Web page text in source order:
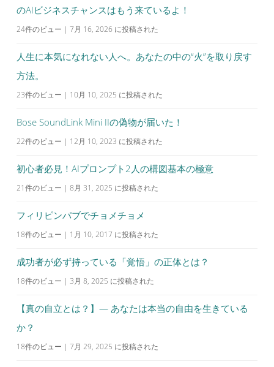
のAIビジネスチャンスはもう来ているよ！
24件のビュー | 7月 16, 2026 に投稿された
人生に本気になれない人へ。あなたの中の“火”を取り戻す
方法。
23件のビュー | 10月 10, 2025 に投稿された
Bose SoundLink Mini IIの偽物が届いた！
22件のビュー | 12月 10, 2023 に投稿された
初心者必見！AIプロンプト2人の構図基本の極意
21件のビュー | 8月 31, 2025 に投稿された
フィリピンパブでチョメチョメ
18件のビュー | 1月 10, 2017 に投稿された
成功者が必ず持っている「覚悟」の正体とは？
18件のビュー | 3月 8, 2025 に投稿された
【真の自立とは？】— あなたは本当の自由を生きている
か？
18件のビュー | 7月 29, 2025 に投稿された